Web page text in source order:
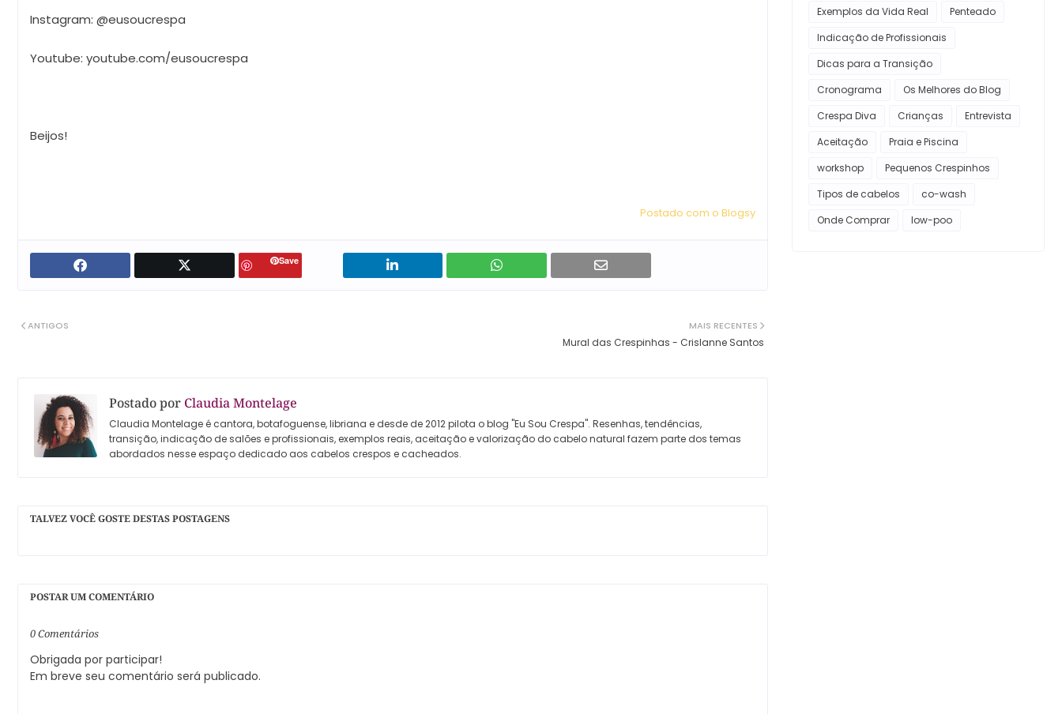
Instagram: @eusoucrespa
Youtube: youtube.com/eusoucrespa
Beijos!
Postado com o Blogsy
Save
MAIS RECENTES
Mural das Crespinhas - Crislanne Santos
ANTIGOS
Postado por Claudia Montelage
Claudia Montelage é cantora, botafoguense, libriana e desde de 2012 pilota o blog "Eu Sou Crespa". Resenhas, tendências,
transição, indicação de salões e profissionais, exemplos reais, aceitação e valorização do cabelo natural fazem parte dos temas
abordados nesse espaço dedicado aos cabelos crespos e cacheados.
TALVEZ VOCÊ GOSTE DESTAS POSTAGENS
POSTAR UM COMENTÁRIO
0 Comentários
Obrigada por participar!
Em breve seu comentário será publicado.
Exemplos da Vida Real
Penteado
Indicação de Profissionais
Dicas para a Transição
Cronograma
Os Melhores do Blog
Crespa Diva
Crianças
Entrevista
Aceitação
Praia e Piscina
workshop
Pequenos Crespinhos
Tipos de cabelos
co-wash
Onde Comprar
low-poo